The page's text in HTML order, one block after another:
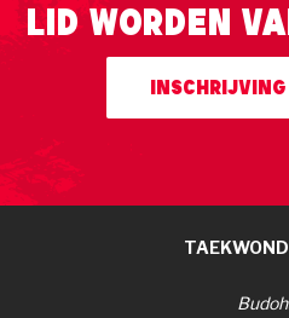
Lid worden
Inschrijving